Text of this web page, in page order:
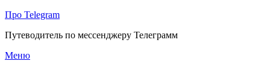
Про Telegram
Путеводитель по мессенджеру Телеграмм
Перейти
Меню